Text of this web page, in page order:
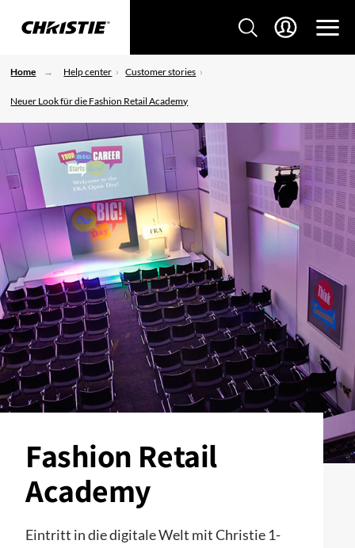
Home Help center Customer stories
Neuer Look für die Fashion Retail Academy
Fashion Retail
Academy
Eintritt in die digitale Welt mit Christie 1-